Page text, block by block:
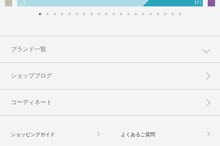
ブランド一覧
ショップブログ
コーディネート
ショッピングガイド よくあるご質問